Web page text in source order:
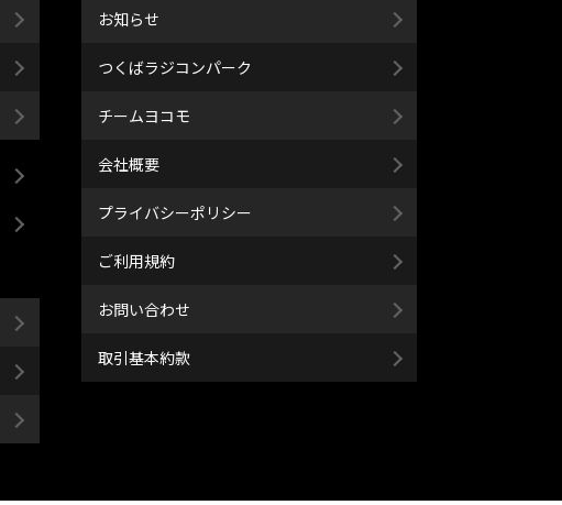
お知らせ
つくばラジコンパーク
チームヨコモ
会社概要
プライバシーポリシー
ご利用規約
お問い合わせ
取引基本約款